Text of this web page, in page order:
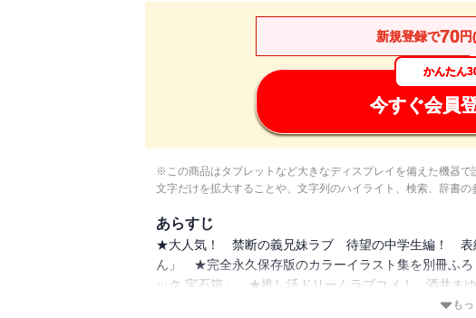
新規登録で70
かんたん
今すぐ会員
※この商品はタブレットなど大きなディスプレイを備えた機器で
文字だけを拡大することや、文字列のハイライト、検索、辞書の
あらすじ
★大人気！ 禁断の義兄妹ラブ 待望の中学生編！ 表
ん」 ★完全永久保存版のカラーイラスト集を別冊ふ
ック 宝石箱」 ★推し活ドリームラブコメ！ 酒井ま
春譚！ 木下ほのか「翔けて春風」 ★時代が待ちわび
も